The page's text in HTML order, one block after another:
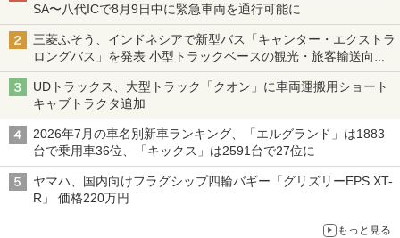
SA〜八代ICで8月9日中に緊急車両を通行可能に
三菱ふそう、インドネシアで新型バス「キャンター・エクストラ
ロングバス」を発表 小型トラックベースの観光・旅客輸送向け
バス
UDトラックス、大型トラック「クオン」に車両運搬用ショート
キャブトラクタ追加
2026年7月の車名別新車ランキング、「エルグランド」は1883
台で乗用車36位、「キックス」は2591台で27位に
ヤマハ、国内向けフラグシップ四輪バギー「グリズリーEPS XT-
R」 価格220万円
もっと見る